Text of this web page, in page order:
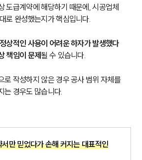
도급계약에 해당하기 때문에, 시공업체
로 완성했는지가 핵심입니다.
상적인 사용이 어려운 하자가 발생했다
책임이 문제될 수 있습니다.
로 작성하지 않은 경우 공사 범위 자체를
는 경우도 많습니다.
만 믿었다가 손해 커지는 대표적인